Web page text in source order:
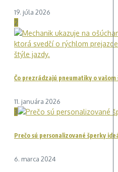
19. júla 2026
2
Čo prezrádzajú pneumatiky o vašom
11. januára 2026
3
Prečo sú personalizované šperky
6. marca 2024